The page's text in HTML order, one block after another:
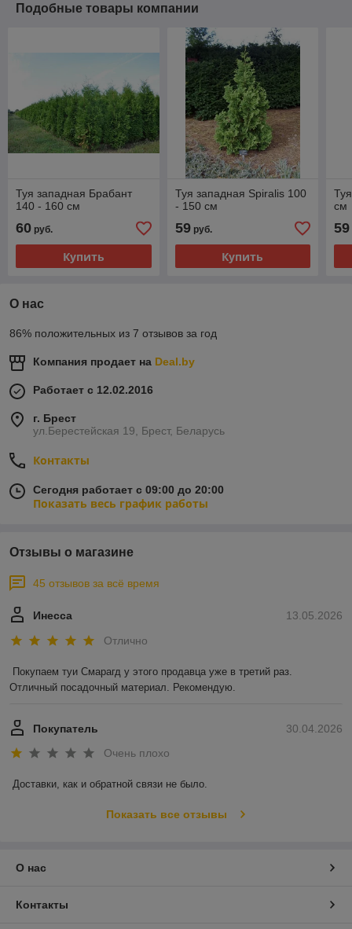
Подобные товары компании
Туя западная Брабант
140 - 160 см
60 руб.
Купить
Туя западная Spiralis 100
- 150 см
59руб.
Купить
см
59
О нас
86% положительных из 7 отзывов за год
Компания продает на Deal.by
Работает с 12.02.2016
г. Брест
ул.Берестейская 19, Брест, Беларусь
Контакты
Сегодня работает с 09:00 до 20:00
Показать весь график работы
Отзывы о магазине
45 отзывов за всё время
13.05.2026
Инесса
Отлично
Покупаем туи Смарагд у этого продавца уже в третий раз.
Отличный посадочный материал. Рекомендую.
30.04.2026
Покупатель
Очень плохо
Доставки, как и обратной связи не было.
Показать все отзывы
О нас
Контакты